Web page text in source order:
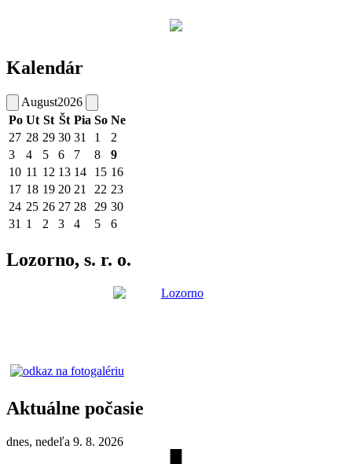
Kalendár
August2026
Po Ut St Št Pia So Ne
27 28 29 30 31 1
2
3
4 5 6 7 8
9
10 11 12 13 14 15 16
17 18 19 20 21 22 23
24 25 26 27 28 29 30
31 1 2 3 4 5 6
Lozorno, s. r. o.
Aktuálne počasie
dnes, nedeľa 9. 8. 2026